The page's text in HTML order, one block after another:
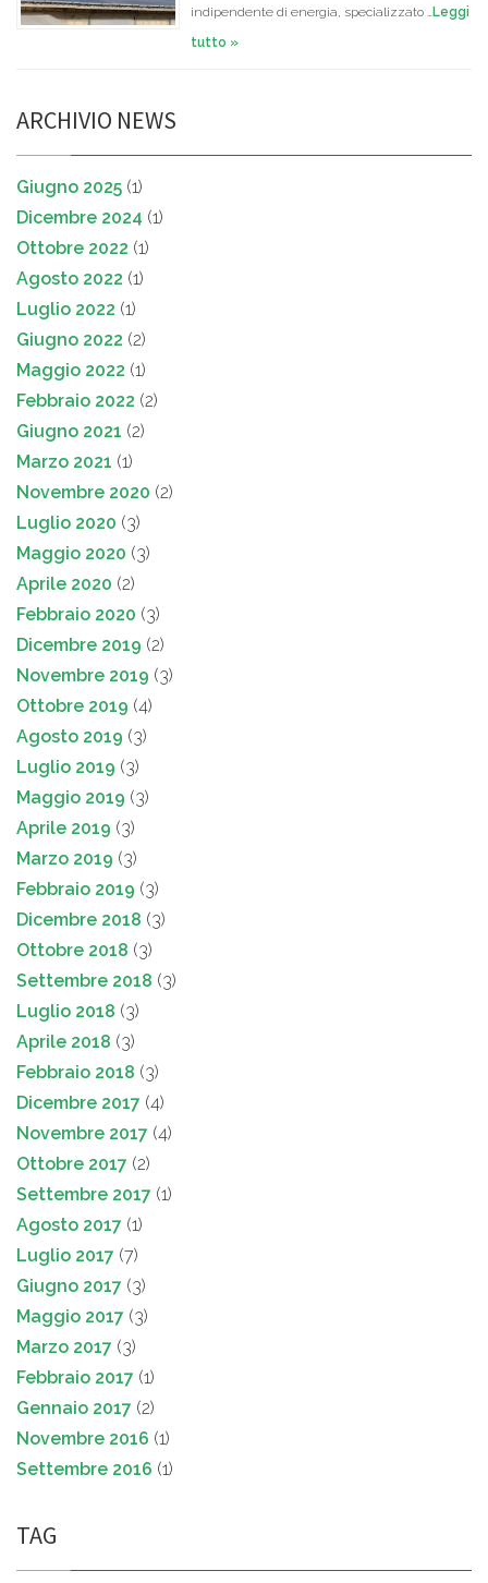
indipendente di energia, specializzato …Leggi
tutto »
ARCHIVIO NEWS
Giugno 2025 (1)
Dicembre 2024 (1)
Ottobre 2022 (1)
Agosto 2022 (1)
Luglio 2022 (1)
Giugno 2022 (2)
Maggio 2022 (1)
Febbraio 2022 (2)
Giugno 2021 (2)
Marzo 2021 (1)
Novembre 2020 (2)
Luglio 2020 (3)
Maggio 2020 (3)
Aprile 2020 (2)
Febbraio 2020 (3)
Dicembre 2019 (2)
Novembre 2019 (3)
Ottobre 2019 (4)
Agosto 2019 (3)
Luglio 2019 (3)
Maggio 2019 (3)
Aprile 2019 (3)
Marzo 2019 (3)
Febbraio 2019 (3)
Dicembre 2018 (3)
Ottobre 2018 (3)
Settembre 2018 (3)
Luglio 2018 (3)
Aprile 2018 (3)
Febbraio 2018 (3)
Dicembre 2017 (4)
Novembre 2017 (4)
Ottobre 2017 (2)
Settembre 2017 (1)
Agosto 2017 (1)
Luglio 2017 (7)
Giugno 2017 (3)
Maggio 2017 (3)
Marzo 2017 (3)
Febbraio 2017 (1)
Gennaio 2017 (2)
Novembre 2016 (1)
Settembre 2016 (1)
TAG